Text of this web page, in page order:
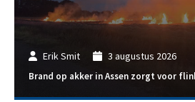
Erik Smit 3 augustus 2026
Brand op akker in Assen zorgt voor